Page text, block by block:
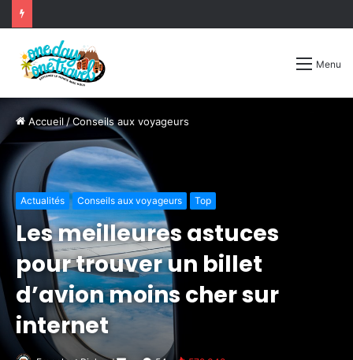
Menu
Accueil/Conseils aux voyageurs
Actualités Conseils aux voyageurs Top
Les meilleures astuces
pour trouver un billet
d’avion moins cher sur
internet